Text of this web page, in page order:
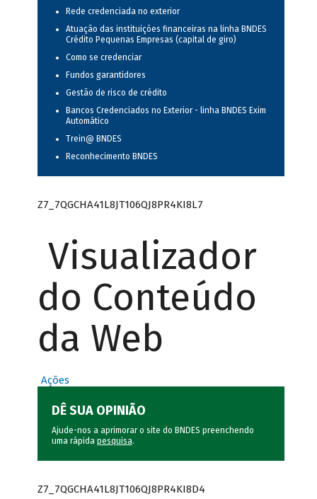
Rede credenciada no exterior
Atuação das instituições financeiras na linha BNDES
Crédito Pequenas Empresas (capital de giro)
Como se credenciar
Fundos garantidores
Gestão de risco de crédito
Bancos Credenciados no Exterior - linha BNDES Exim
Automático
Trein@ BNDES
Reconhecimento BNDES
Z7_7QGCHA41L8JT106QJ8PR4KI8L7
Visualizador
do Conteúdo
da Web
Ações
DÊ SUA OPINIÃO
Ajude-nos a aprimorar o site do BNDES preenchendo
uma rápida pesquisa.
Z7_7QGCHA41L8JT106QJ8PR4KI8D4